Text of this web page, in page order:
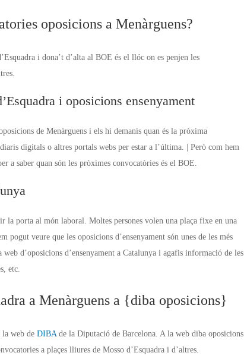
oposicions a Menàrguens?
i dona’t d’alta al BOE és el llóc on es penjen les
i oposicions ensenyament
de Menàrguens i els hi demanis quan és la pròxima
digitals o altres portals webs per estar a l’última. | Però com hem
a saber quan són les pròximes convocatòries és el BOE.
la porta al món laboral. Moltes persones volen una plaça fixe en una
pogut veure que les oposicions d’ensenyament són unes de les més
d’oposicions d’ensenyament a Catalunya i agafis informació de les
etc.
a Menàrguens a {diba oposicions}
la web de DIBAde la Diputació de Barcelona. A la web diba oposicions
a plaçes lliures de Mosso d’Esquadra i d’altres.